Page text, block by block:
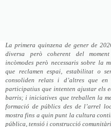
La primera quinzena de gener de
diversa però coherent del
incòmodes però necessaris sobre la
que reclamen espai, estabilitat o
consoliden relats i d’altres que en
participatius que intenten ajustar els
barris; i iniciatives que treballen la
formació de públics des de l’arrel
mostra fins a quin punt la cultura
pública, tensió i construcció